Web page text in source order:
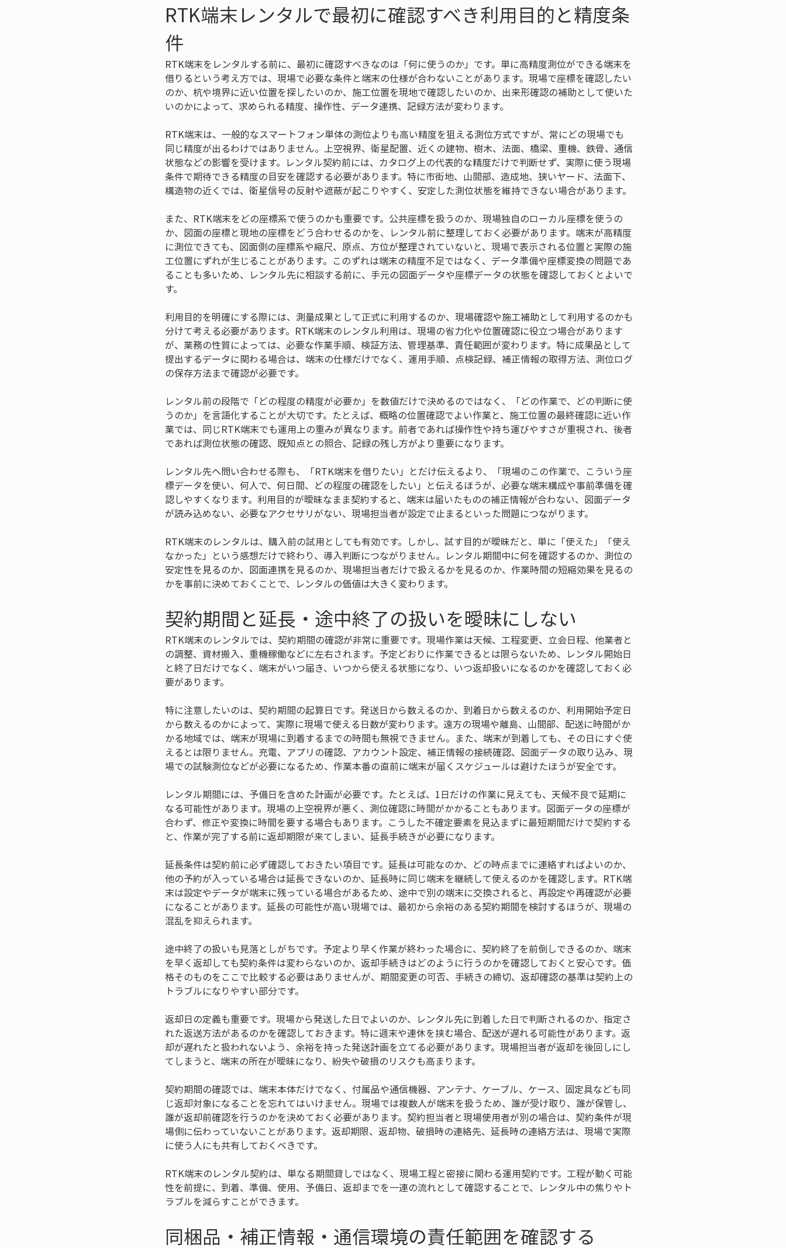
RTK端末レンタルで最初に確認すべき利用目的と精度条
件
RTK端末をレンタルする前に、最初に確認すべきなのは「何に使うのか」です。単に高精度測位ができる端末を
借りるという考え方では、現場で必要な条件と端末の仕様が合わないことがあります。現場で座標を確認したい
のか、杭や境界に近い位置を探したいのか、施工位置を現地で確認したいのか、出来形確認の補助として使いた
いのかによって、求められる精度、操作性、データ連携、記録方法が変わります。
RTK端末は、一般的なスマートフォン単体の測位よりも高い精度を狙える測位方式ですが、常にどの現場でも
同じ精度が出るわけではありません。上空視界、衛星配置、近くの建物、樹木、法面、橋梁、重機、鉄骨、通信
状態などの影響を受けます。レンタル契約前には、カタログ上の代表的な精度だけで判断せず、実際に使う現場
条件で期待できる精度の目安を確認する必要があります。特に市街地、山間部、造成地、狭いヤード、法面下、
構造物の近くでは、衛星信号の反射や遮蔽が起こりやすく、安定した測位状態を維持できない場合があります。
また、RTK端末をどの座標系で使うのかも重要です。公共座標を扱うのか、現場独自のローカル座標を使うの
か、図面の座標と現地の座標をどう合わせるのかを、レンタル前に整理しておく必要があります。端末が高精度
に測位できても、図面側の座標系や縮尺、原点、方位が整理されていないと、現場で表示される位置と実際の施
工位置にずれが生じることがあります。このずれは端末の精度不足ではなく、データ準備や座標変換の問題であ
ることも多いため、レンタル先に相談する前に、手元の図面データや座標データの状態を確認しておくとよいで
す。
利用目的を明確にする際には、測量成果として正式に利用するのか、現場確認や施工補助として利用するのかも
分けて考える必要があります。RTK端末のレンタル利用は、現場の省力化や位置確認に役立つ場合があります
が、業務の性質によっては、必要な作業手順、検証方法、管理基準、責任範囲が変わります。特に成果品として
提出するデータに関わる場合は、端末の仕様だけでなく、運用手順、点検記録、補正情報の取得方法、測位ログ
の保存方法まで確認が必要です。
レンタル前の段階で「どの程度の精度が必要か」を数値だけで決めるのではなく、「どの作業で、どの判断に使
うのか」を言語化することが大切です。たとえば、概略の位置確認でよい作業と、施工位置の最終確認に近い作
業では、同じRTK端末でも運用上の重みが異なります。前者であれば操作性や持ち運びやすさが重視され、後者
であれば測位状態の確認、既知点との照合、記録の残し方がより重要になります。
レンタル先へ問い合わせる際も、「RTK端末を借りたい」とだけ伝えるより、「現場のこの作業で、こういう座
標データを使い、何人で、何日間、どの程度の確認をしたい」と伝えるほうが、必要な端末構成や事前準備を確
認しやすくなります。利用目的が曖昧なまま契約すると、端末は届いたものの補正情報が合わない、図面データ
が読み込めない、必要なアクセサリがない、現場担当者が設定で止まるといった問題につながります。
RTK端末のレンタルは、購入前の試用としても有効です。しかし、試す目的が曖昧だと、単に「使えた」「使え
なかった」という感想だけで終わり、導入判断につながりません。レンタル期間中に何を確認するのか、測位の
安定性を見るのか、図面連携を見るのか、現場担当者だけで扱えるかを見るのか、作業時間の短縮効果を見るの
かを事前に決めておくことで、レンタルの価値は大きく変わります。
契約期間と延長・途中終了の扱いを曖昧にしない
RTK端末のレンタルでは、契約期間の確認が非常に重要です。現場作業は天候、工程変更、立会日程、他業者と
の調整、資材搬入、重機稼働などに左右されます。予定どおりに作業できるとは限らないため、レンタル開始日
と終了日だけでなく、端末がいつ届き、いつから使える状態になり、いつ返却扱いになるのかを確認しておく必
要があります。
特に注意したいのは、契約期間の起算日です。発送日から数えるのか、到着日から数えるのか、利用開始予定日
から数えるのかによって、実際に現場で使える日数が変わります。遠方の現場や離島、山間部、配送に時間がか
かる地域では、端末が現場に到着するまでの時間も無視できません。また、端末が到着しても、その日にすぐ使
えるとは限りません。充電、アプリの確認、アカウント設定、補正情報の接続確認、図面データの取り込み、現
場での試験測位などが必要になるため、作業本番の直前に端末が届くスケジュールは避けたほうが安全です。
レンタル期間には、予備日を含めた計画が必要です。たとえば、1日だけの作業に見えても、天候不良で延期に
なる可能性があります。現場の上空視界が悪く、測位確認に時間がかかることもあります。図面データの座標が
合わず、修正や変換に時間を要する場合もあります。こうした不確定要素を見込まずに最短期間だけで契約する
と、作業が完了する前に返却期限が来てしまい、延長手続きが必要になります。
延長条件は契約前に必ず確認しておきたい項目です。延長は可能なのか、どの時点までに連絡すればよいのか、
他の予約が入っている場合は延長できないのか、延長時に同じ端末を継続して使えるのかを確認します。RTK端
末は設定やデータが端末に残っている場合があるため、途中で別の端末に交換されると、再設定や再確認が必要
になることがあります。延長の可能性が高い現場では、最初から余裕のある契約期間を検討するほうが、現場の
混乱を抑えられます。
途中終了の扱いも見落としがちです。予定より早く作業が終わった場合に、契約終了を前倒しできるのか、端末
を早く返却しても契約条件は変わらないのか、返却手続きはどのように行うのかを確認しておくと安心です。価
格そのものをここで比較する必要はありませんが、期間変更の可否、手続きの締切、返却確認の基準は契約上の
トラブルになりやすい部分です。
返却日の定義も重要です。現場から発送した日でよいのか、レンタル先に到着した日で判断されるのか、指定さ
れた返送方法があるのかを確認しておきます。特に週末や連休を挟む場合、配送が遅れる可能性があります。返
却が遅れたと扱われないよう、余裕を持った発送計画を立てる必要があります。現場担当者が返却を後回しにし
てしまうと、端末の所在が曖昧になり、紛失や破損のリスクも高まります。
契約期間の確認では、端末本体だけでなく、付属品や通信機器、アンテナ、ケーブル、ケース、固定具なども同
じ返却対象になることを忘れてはいけません。現場では複数人が端末を扱うため、誰が受け取り、誰が保管し、
誰が返却前確認を行うのかを決めておく必要があります。契約担当者と現場使用者が別の場合は、契約条件が現
場側に伝わっていないことがあります。返却期限、返却物、破損時の連絡先、延長時の連絡方法は、現場で実際
に使う人にも共有しておくべきです。
RTK端末のレンタル契約は、単なる期間貸しではなく、現場工程と密接に関わる運用契約です。工程が動く可能
性を前提に、到着、準備、使用、予備日、返却までを一連の流れとして確認することで、レンタル中の焦りやト
ラブルを減らすことができます。
同梱品・補正情報・通信環境の責任範囲を確認する